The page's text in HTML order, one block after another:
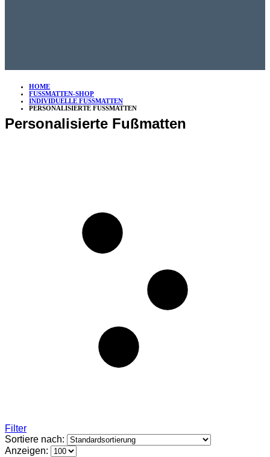
HOME
FUSSMATTEN-SHOP
INDIVIDUELLE FUSSMATTEN
PERSONALISIERTE FUSSMATTEN
Personalisierte Fußmatten
Filter
Sortiere nach:
Anzeigen: